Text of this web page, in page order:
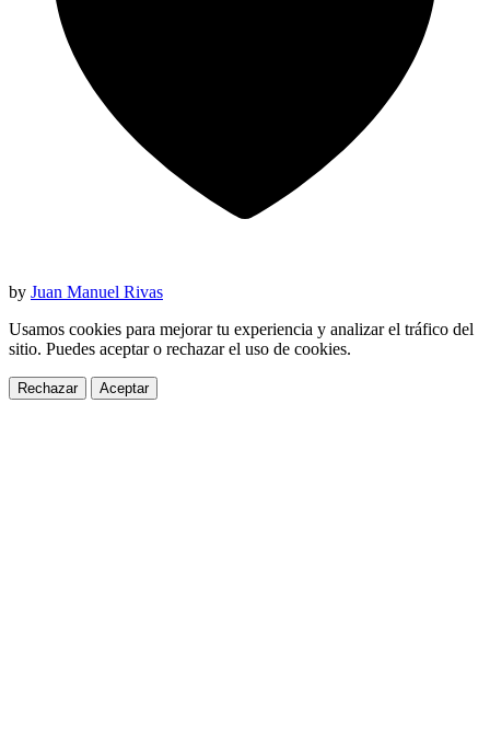
by Juan Manuel Rivas
Usamos cookies para mejorar tu experiencia y analizar el tráfico del
sitio. Puedes aceptar o rechazar el uso de cookies.
Rechazar Aceptar